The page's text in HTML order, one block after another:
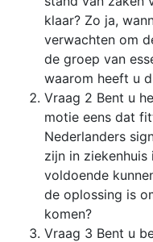
klaar? Zo ja,
verwachten om
de groep van
waarom heeft u
Vraag 2 Bent u
motie eens dat
Nederlanders
zijn in
voldoende
de oplossing is
komen?
Vraag 3 Bent u